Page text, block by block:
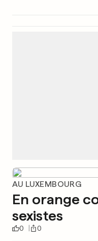
AU LUXEMBOURG
En orange
sexistes
0 0